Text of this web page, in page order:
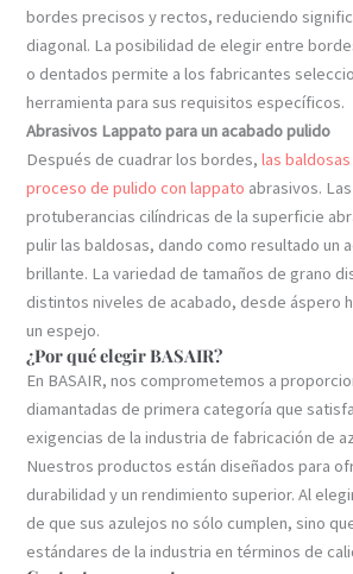
bordes precisos y rectos, reduciendo
diagonal. La posibilidad de elegir entre
o dentados permite a los fabricantes
herramienta para sus requisitos específicos.
Abrasivos Lappato para un acabado pulido
Después de cuadrar los bordes,las
proceso de pulido con lappato abrasivos.
protuberancias cilíndricas de la superficie
pulir las baldosas, dando como resultado un
brillante. La variedad de tamaños de grano
distintos niveles de acabado, desde áspero
un espejo.
¿Por qué elegir BASAIR?
En BASAIR, nos comprometemos a
diamantadas de primera categoría que
exigencias de la industria de fabricación de
Nuestros productos están diseñados para
durabilidad y un rendimiento superior. Al
de que sus azulejos no sólo cumplen, sino
estándares de la industria en términos de